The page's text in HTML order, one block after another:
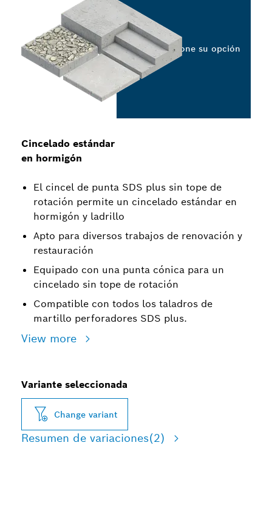
Cincelado estándar
en hormigón
El cincel de punta SDS plus sin tope de
rotación permite un cincelado estándar en
hormigón y ladrillo
Apto para diversos trabajos de renovación y
restauración
Equipado con una punta cónica para un
cincelado sin tope de rotación
Compatible con todos los taladros de
martillo perforadores SDS plus.
View more
Seleccione su opción
Variante seleccionada
Change variant
Resumen de variaciones(2)